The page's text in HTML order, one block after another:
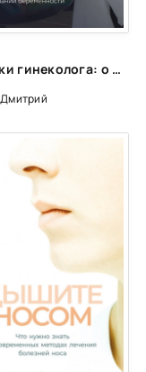
Записки гинеколога: о тревожном начале беременности и том, как к этому подготовиться, о преодолении бесплодия и невынашивании беременности - Дмитрий Лубнин